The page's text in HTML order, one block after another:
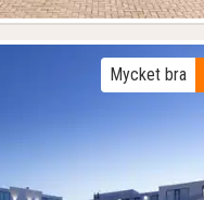
Mycket bra